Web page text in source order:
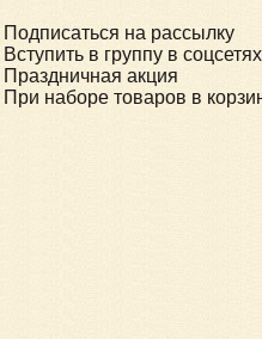
Подписаться на рассылку
Вступить в группу в соцсетях
Праздничная акция
При наборе товаров в